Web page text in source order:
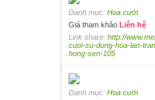
Danh mục: Hoa cưới
Giá tham khảo Liên hệ
Link share: http://
cuoi-su-dung-hoa-lan-
hong-sen-105
Danh mục: Hoa cưới